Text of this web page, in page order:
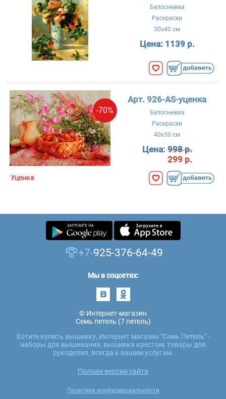
Белоснежка
Раскраски
30x40 см
Цена: 1139 р.
-70%
Арт. 926-AS-уценка
Белоснежка
Раскраски
40x30 см
Цена:998 р.
299 р.
Уценка
+7-925-376-64-49
Мы в соцсетях:
© Интернет-магазин
Семь петель (7 петель)
Хотите купить вышивку, Интернет магазин "Семь Петель" -
наборы для вышивания, вышивка крестом, товары для
рукоделия, всегда к вашим услугам.
Полная версия сайта
Политика конфиденциальности